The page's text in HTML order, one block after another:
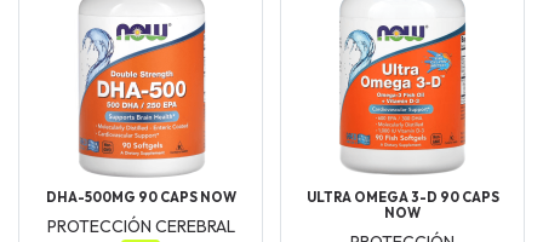
DHA-500MG 90 CAPS NOW
PROTECCIÓN CEREBRAL
ULTRA OMEGA 3-D 90 CAPS
NOW